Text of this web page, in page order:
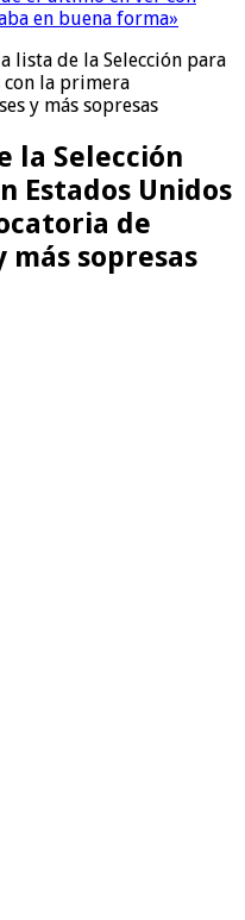
en buena forma»
lista de la Selección para
con la primera
y más sopresas
la Selección
Estados Unidos
de
más sopresas